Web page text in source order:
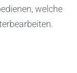
welche